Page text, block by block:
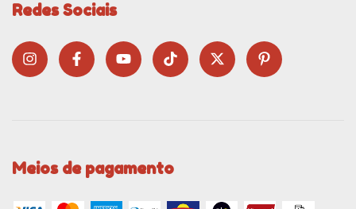
Redes Sociais
Meios de pagamento